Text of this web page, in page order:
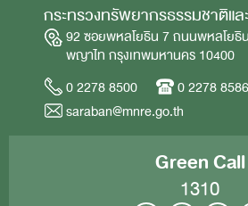
กระทรวงทรัพยากรธรรมชาติแ
92 ซอยพหลโยธิน 7 ถนนพหลโยธิ
พญาไท กรุงเทพมหานคร 10400
0 2278 8500
0 2278 8586
saraban@mnre.go.th
Green Call
1310